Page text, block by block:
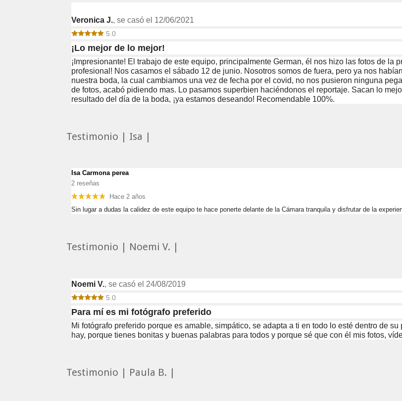
Veronica J., se casó el 12/06/2021
5.0
¡Lo mejor de lo mejor!
¡Impresionante! El trabajo de este equipo, principalmente German, él nos hizo las fotos de la
profesional! Nos casamos el sábado 12 de junio. Nosotros somos de fuera, pero ya nos
nuestra boda, la cual cambiamos una vez de fecha por el covid, no nos pusieron ninguna
de fotos, acabó pidiendo mas. Lo pasamos superbien haciéndonos el reportaje. Sacan lo
resultado del día de la boda, ¡ya estamos deseando! Recomendable 100%.
Testimonio | Isa |
Isa Carmona perea
2 reseñas
Hace 2 años
Sin lugar a dudas la calidez de este equipo te hace ponerte delante de la Cámara tranquila y disfrutar de la
Testimonio | Noemi V. |
Noemi V., se casó el 24/08/2019
5.0
Para mí es mi fotógrafo preferido
Mi fotógrafo preferido porque es amable, simpático, se adapta a ti en todo lo esté dentro de
hay, porque tienes bonitas y buenas palabras para todos y porque sé que con él mis fotos,
Testimonio | Paula B. |